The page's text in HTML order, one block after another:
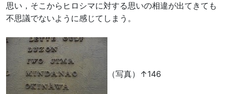
思い，そこからヒロシマに対する思いの相違が出てきても
不思議でないように感じてしまう。
（写真）↑146